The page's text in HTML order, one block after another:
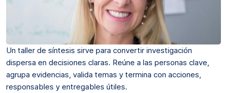
Un taller de síntesis sirve para convertir investigación
dispersa en decisiones claras. Reúne a las personas clave,
agrupa evidencias, valida temas y termina con acciones,
responsables y entregables útiles.